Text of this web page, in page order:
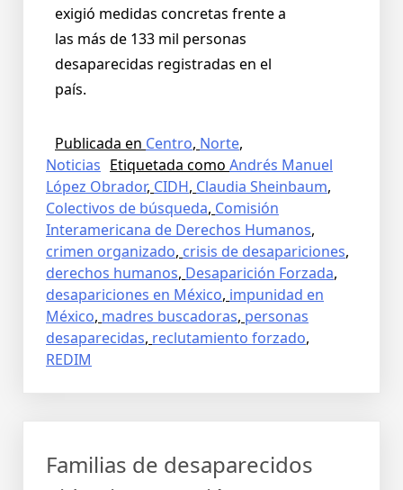
exigió medidas concretas frente a
las más de 133 mil personas
desaparecidas registradas en el
país.
Publicada en Centro, Norte,
Noticias Etiquetada como Andrés Manuel
López Obrador, CIDH, Claudia Sheinbaum,
Colectivos de búsqueda, Comisión
Interamericana de Derechos Humanos,
crimen organizado, crisis de desapariciones,
derechos humanos, Desaparición Forzada,
desapariciones en México, impunidad en
México, madres buscadoras, personas
desaparecidas, reclutamiento forzado,
REDIM
Familias de desaparecidos